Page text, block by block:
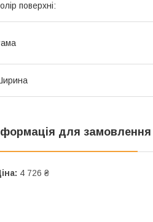
поверхні:
для замовлення
4 726 ₴